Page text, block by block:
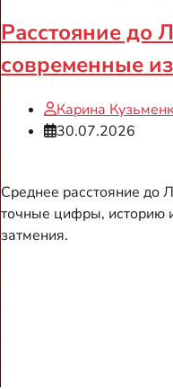
Расстояние до
современные
Карина
30.07.2026
Среднее расстояние до
точные цифры, историю
затмения.